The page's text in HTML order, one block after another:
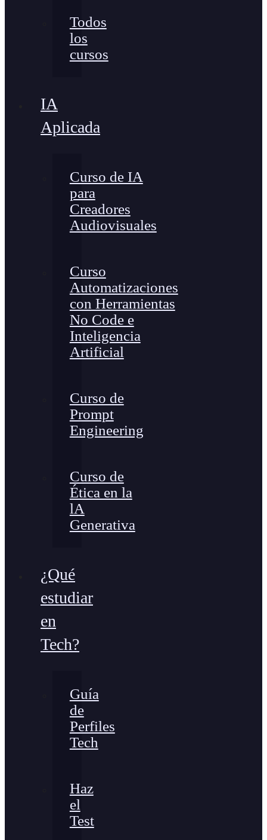
Todos
los
cursos
IA
Aplicada
Curso de IA
para
Creadores
Audiovisuales
Curso
Automatizaciones
con Herramientas
No Code e
Inteligencia
Artificial
Curso de
Prompt
Engineering
Curso de
Ética en la
lA
Generativa
¿Qué
estudiar
en
Tech?
Guía
de
Perfiles
Tech
Haz
el
Test